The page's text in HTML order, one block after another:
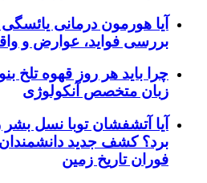
آیا هورمون درمانی
بررسی فواید، عوارض و
زبان متخصص آنکولوژی
آیا آتشفشان توبا نسل بشر
برد؟ کشف جدید دانشمندان
فوران تاریخ زمین